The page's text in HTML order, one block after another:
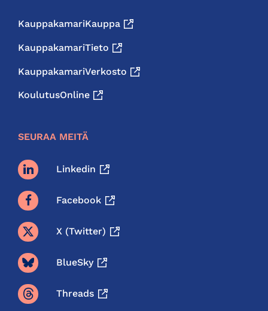
KauppakamariKauppa
KauppakamariTieto
KauppakamariVerkosto
KoulutusOnline
SEURAA MEITÄ
Linkedin
Facebook
X (twitter)
BlueSky
Threads